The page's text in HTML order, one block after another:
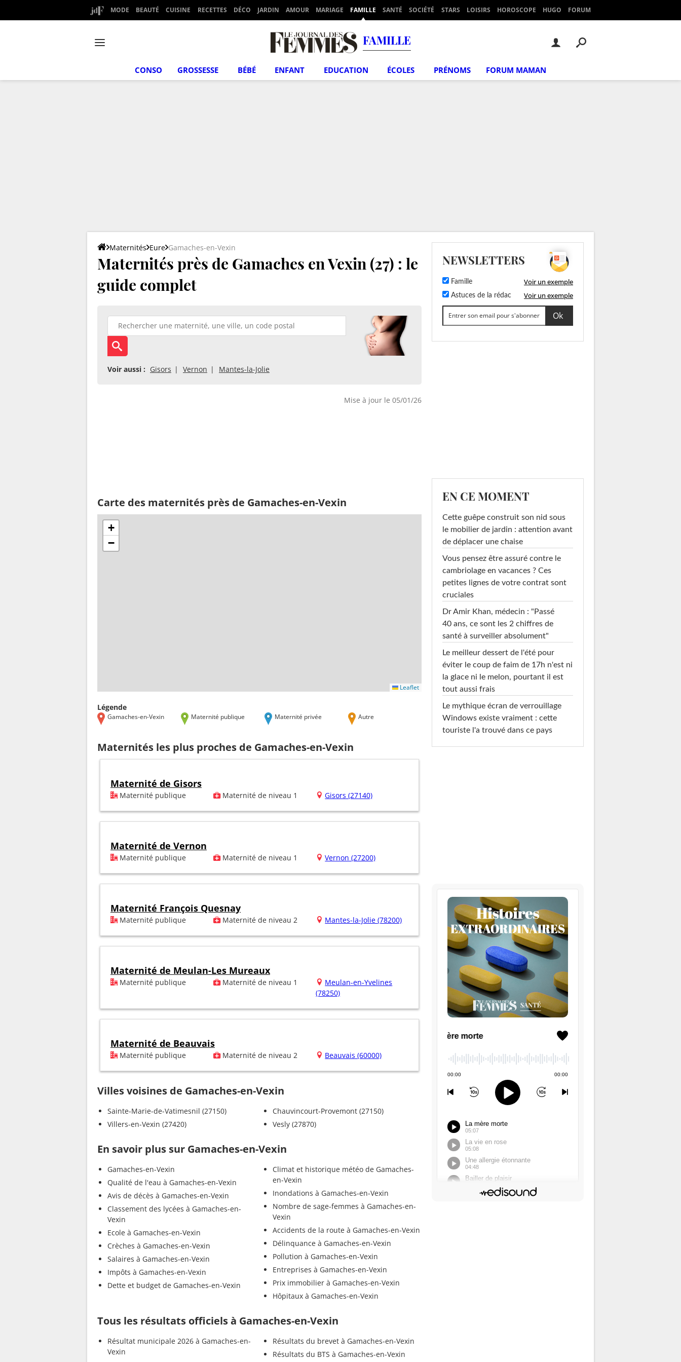
MODE BEAUTÉ CUISINE RECETTES DÉCO JARDIN AMOUR MARIAGE FAMILLE SANTÉ SOCIÉTÉ STARS LOISIRS HOROSCOPE HUGO FORUM
FAMILLE
CONSO GROSSESSE BÉBÉ ENFANT EDUCATION ÉCOLES PRÉNOMS FORUM MAMAN
Maternités Eure Gamaches-en-Vexin
Maternités près de Gamaches en Vexin (27) : le
guide complet
Voir aussi : Gisors Vernon Mantes-la-Jolie
Mise à jour le 05/01/26
Carte des maternités près de Gamaches-en-Vexin
+
−
Leaflet
Légende
Gamaches-en-Vexin Maternité publique Maternité privée Autre
Maternités les plus proches de Gamaches-en-Vexin
Maternité de Gisors
Maternité publique Maternité de niveau 1 Gisors (27140)
Maternité de Vernon
Maternité publique Maternité de niveau 1 Vernon (27200)
Maternité François Quesnay
Maternité publique Maternité de niveau 2 Mantes-la-Jolie (78200)
Maternité de Meulan-Les Mureaux
Maternité publique Maternité de niveau 1
Meulan-en-Yvelines
(78250)
Maternité de Beauvais
Maternité publique Maternité de niveau 2 Beauvais (60000)
Villes voisines de Gamaches-en-Vexin
Sainte-Marie-de-Vatimesnil (27150)
Villers-en-Vexin (27420)
Chauvincourt-Provemont (27150)
Vesly (27870)
En savoir plus sur Gamaches-en-Vexin
Gamaches-en-Vexin
Qualité de l'eau à Gamaches-en-Vexin
Avis de décès à Gamaches-en-Vexin
Classement des lycées à Gamaches-en-
Vexin
Ecole à Gamaches-en-Vexin
Crèches à Gamaches-en-Vexin
Salaires à Gamaches-en-Vexin
Impôts à Gamaches-en-Vexin
Dette et budget de Gamaches-en-Vexin
Climat et historique météo de Gamaches-
en-Vexin
Inondations à Gamaches-en-Vexin
Nombre de sage-femmes à Gamaches-en-
Vexin
Accidents de la route à Gamaches-en-Vexin
Délinquance à Gamaches-en-Vexin
Pollution à Gamaches-en-Vexin
Entreprises à Gamaches-en-Vexin
Prix immobilier à Gamaches-en-Vexin
Hôpitaux à Gamaches-en-Vexin
Tous les résultats officiels à Gamaches-en-Vexin
Résultat municipale 2026 à Gamaches-en-
Vexin
Résultats du brevet à Gamaches-en-Vexin
Résultats du BTS à Gamaches-en-Vexin
NEWSLETTERS
Famille Voir un exemple
Astuces de la rédac Voir un exemple
EN CE MOMENT
Cette guêpe construit son nid sous
le mobilier de jardin : attention avant
de déplacer une chaise
Vous pensez être assuré contre le
cambriolage en vacances ? Ces
petites lignes de votre contrat sont
cruciales
Dr Amir Khan, médecin : "Passé
40 ans, ce sont les 2 chiffres de
santé à surveiller absolument"
Le meilleur dessert de l'été pour
éviter le coup de faim de 17h n'est ni
la glace ni le melon, pourtant il est
tout aussi frais
Le mythique écran de verrouillage
Windows existe vraiment : cette
touriste l'a trouvé dans ce pays